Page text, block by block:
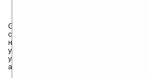
сети появилась информация
Galaxy Mini от
, который еще не
серии начального уровня от компании
набором беспроводных модулей и
управлением Windows Mobile 6
устройство будет работать под
аппарат будет доступен в нескольких